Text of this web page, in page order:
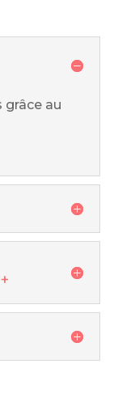
grâce au